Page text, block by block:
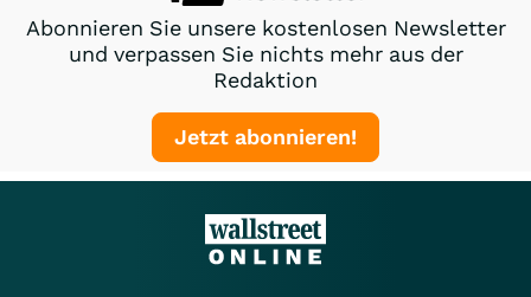
Abonnieren Sie unsere kostenlosen Newsletter
und verpassen Sie nichts mehr aus der
Redaktion
Jetzt abonnieren!